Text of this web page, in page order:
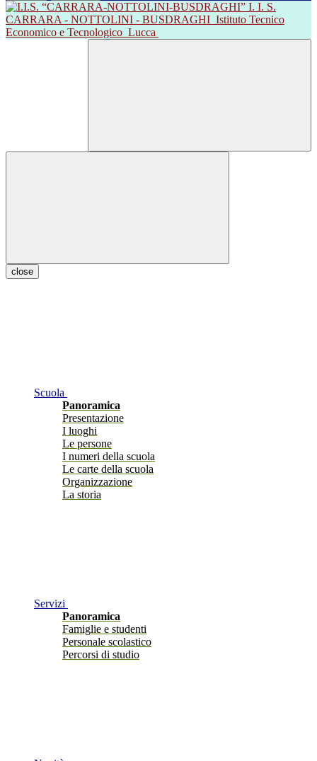
I. I. S.
CARRARA - NOTTOLINI - BUSDRAGHI Istituto Tecnico
Economico e Tecnologico Lucca
close
Scuola
Panoramica
Presentazione
I luoghi
Le persone
I numeri della scuola
Le carte della scuola
Organizzazione
La storia
Servizi
Panoramica
Famiglie e studenti
Personale scolastico
Percorsi di studio